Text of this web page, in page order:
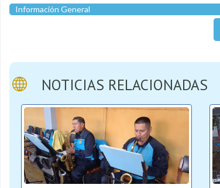
Información General
NOTICIAS RELACIONADAS